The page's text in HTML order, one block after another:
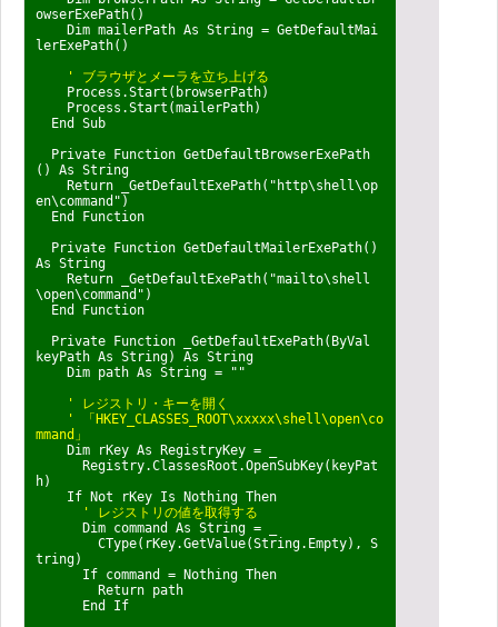
owserExePath()
Dim mailerPath As String = GetDefaultMai
lerExePath()
' ブラウザとメーラを立ち上げる
Process.Start(browserPath)
Process.Start(mailerPath)
End Sub
Private Function GetDefaultBrowserExePath
() As String
Return _GetDefaultExePath("http\shell\op
en\command")
End Function
Private Function GetDefaultMailerExePath()
As String
Return _GetDefaultExePath("mailto\shell
\open\command")
End Function
Private Function _GetDefaultExePath(ByVal
keyPath As String) As String
Dim path As String = ""
' レジストリ・キーを開く
' 「HKEY_CLASSES_ROOT\xxxxx\shell\open\co
mmand」
Dim rKey As RegistryKey = _
Registry.ClassesRoot.OpenSubKey(keyPat
h)
If Not rKey Is Nothing Then
' レジストリの値を取得する
Dim command As String = _
CType(rKey.GetValue(String.Empty), S
tring)
If command = Nothing Then
Return path
End If